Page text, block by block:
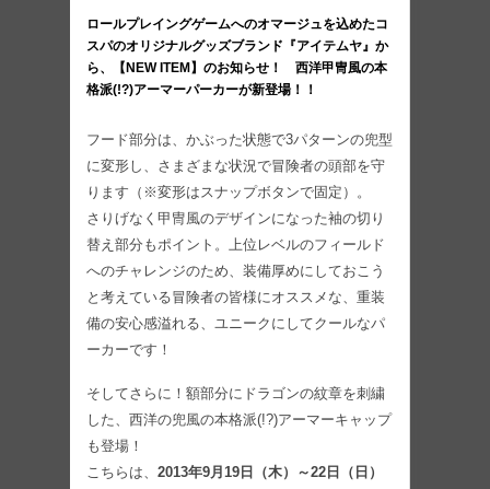
ロールプレイングゲームへのオマージュを込めたコ
スパのオリジナルグッズブランド『アイテムヤ』か
ら、【NEW ITEM】のお知らせ！ 西洋甲冑風の本
格派(!?)アーマーパーカーが新登場！！
フード部分は、かぶった状態で3パターンの兜型
に変形し、さまざまな状況で冒険者の頭部を守
ります（※変形はスナップボタンで固定）。
さりげなく甲冑風のデザインになった袖の切り
替え部分もポイント。上位レベルのフィールド
へのチャレンジのため、装備厚めにしておこう
と考えている冒険者の皆様にオススメな、重装
備の安心感溢れる、ユニークにしてクールなパ
ーカーです！
そしてさらに！額部分にドラゴンの紋章を刺繍
した、西洋の兜風の本格派(!?)アーマーキャップ
も登場！
こちらは、 2013年9月19日（木）～22日（日）